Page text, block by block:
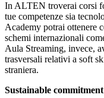
In ALTEN troverai corsi
tue competenze sia
Academy potrai ottenere
schemi internazionali
Aula Streaming, invece,
trasversali relativi a soft
straniera.
Sustainable commitment